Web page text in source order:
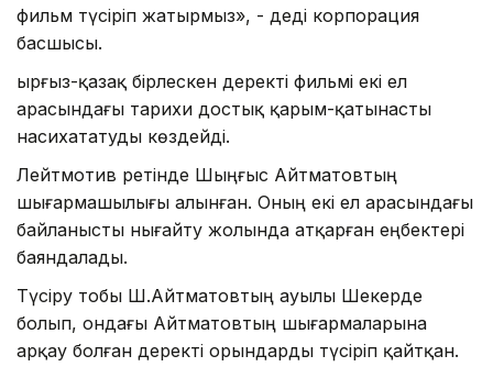
фильм түсіріп жатырмыз», - деді корпорация
басшысы.
Қырғыз-қазақ бірлескен деректі фильмі екі ел
арасындағы тарихи достық қарым-қатынасты
насихататуды көздейді.
Лейтмотив ретінде Шыңғыс Айтматовтың
шығармашылығы алынған. Оның екі ел арасындағы
байланысты нығайту жолында атқарған еңбектері
баяндалады.
Түсіру тобы Ш.Айтматовтың ауылы Шекерде
болып, ондағы Айтматовтың шығармаларына
арқау болған деректі орындарды түсіріп қайтқан.